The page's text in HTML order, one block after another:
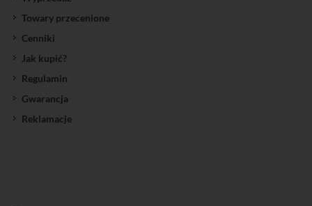
Towary przecenione
Cenniki
Jak kupić?
Regulamin
Gwarancja
Reklamacje